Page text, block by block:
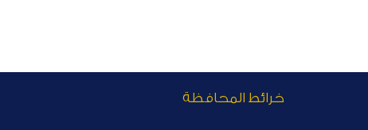
خرائط المحافظة